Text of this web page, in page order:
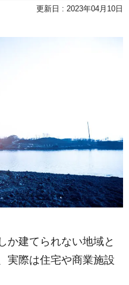
更新日 : 2023年04月10日
か建てられない地域と
実際は住宅や商業施設